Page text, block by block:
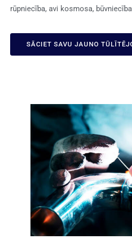
rūpniecība, avi kosmosa,
SĀCIET SAVU JAUNO